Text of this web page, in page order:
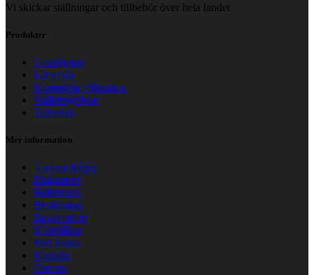
Vi skickar ställningar och tillbehör över hela landet
Produkter
Gavelpaket
Långsida
Kompletta villapaket
Ställningsdelar
Tillbehör
Mer information
Vanliga frågor
Dokument
Referenser
Besiktning
Begär offert
Köpvillkor
Mitt konto
Kontakt
Om oss